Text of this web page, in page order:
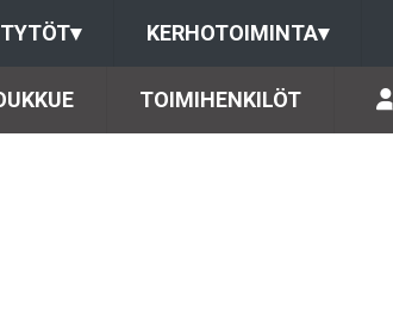
TYTÖT▾ KERHOTOIMINTA▾
TOIMIHENKILÖT